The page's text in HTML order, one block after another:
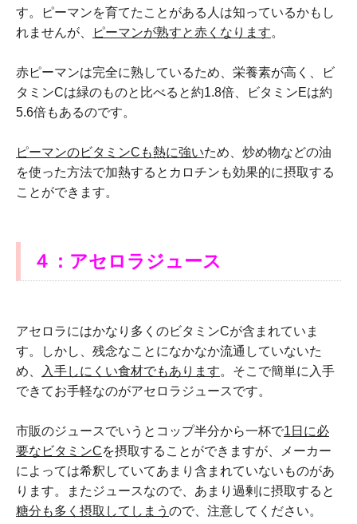
す。ピーマンを育てたことがある人は知っているかもし
れませんが、
ピーマンが熟すと赤くなります。
赤ピーマンは完全に熟しているため、栄養素が高く、ビ
タミンCは緑のものと比べると約1.8倍、ビタミンEは約
5.6倍もあるのです。
ピーマンのビタミンC も熱に強いため、炒め物などの油
を使った方法で加熱するとカロチンも効果的に摂取する
ことができます。
４：アセロラジュース
アセロラにはかなり多くのビタミンCが含まれていま
す。しかし、残念なことになかなか流通していないた
め、
入手しにくい食材でもあります。そこで簡単に入手
できてお手軽なのがアセロラジュースです。
市販のジュースでいうとコップ半分から一杯で1 日に必
要なビタミンCを摂取することができますが、メーカー
によっては希釈していてあまり含まれていないものがあ
ります。またジュースなので、あまり過剰に摂取すると
糖分も多く摂取してしまう ので、注意してください。